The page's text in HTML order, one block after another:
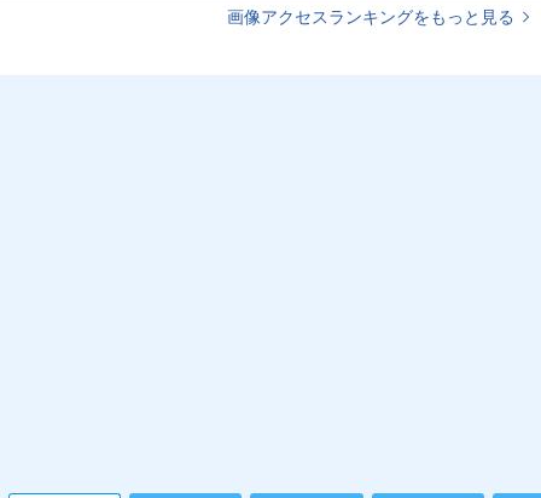
画像アクセスランキングをもっと見る